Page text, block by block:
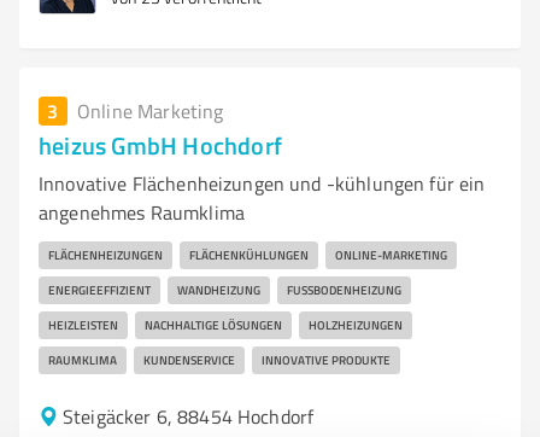
3 Online Marketing
heizus GmbH Hochdorf
Innovative Flächenheizungen und -kühlungen für ein
angenehmes Raumklima
FLÄCHENHEIZUNGEN FLÄCHENKÜHLUNGEN ONLINE-MARKETING
ENERGIEEFFIZIENT WANDHEIZUNG FUSSBODENHEIZUNG
HEIZLEISTEN NACHHALTIGE LÖSUNGEN HOLZHEIZUNGEN
RAUMKLIMA KUNDENSERVICE INNOVATIVE PRODUKTE
Steigäcker 6, 88454 Hochdorf